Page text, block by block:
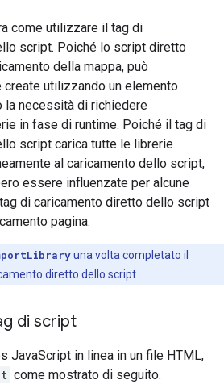
come utilizzare il tag di
script. Poiché lo script diretto
della mappa, può
utilizzando un elemento
la necessità di richiedere
in fase di runtime. Poiché il tag di
script carica tutte le librerie
al caricamento dello script,
essere influenzate per alcune
di caricamento diretto dello script
pagina.
una volta completato il
diretto dello script.
di script
JavaScript in linea in un file HTML,
come mostrato di seguito.